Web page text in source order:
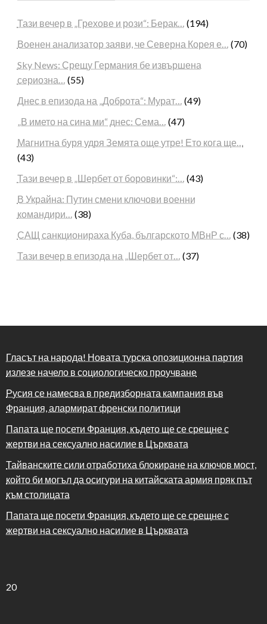
Тази вечер в „Грехове и рози“: Берак…
(194)
Военен анализатор заяви, че Северна Корея е…
(70)
Sky News: Срещу Германия бе извършена
сериозна…
(55)
Днес в епизода на „Доброта“: Мурат…
(49)
„В името на сина ми“ днес: Сема…
(47)
Магнитна буря удря Земята още утре! Ето кога ще…
(43)
Тази вечер в „Шербет от боровинки“:…
(43)
В Украйна: Путин смени ключови военни
командири…
(38)
САЩ санкционираха Куба, българското МВнР с…
(38)
Тази вечер в епизода на „Шербет от…
(37)
Гласът на народа! Новата турска опозиционна партия
излезе начело в социологическо проучване
Русия се намесва в предизборната кампания във
Франция, алармират френски политици
Папата ще посети Франция, където ще се срещне с
жертви на сексуално насилие в Църквата
Тайванските сили отработиха блокиране на ключов мост,
който би могъл да осигури на китайската армия пряк път
към столицата
Папата ще посети Франция, където ще се срещне с
жертви на сексуално насилие в Църквата
20